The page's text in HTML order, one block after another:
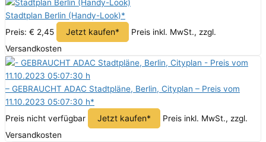
Stadtplan Berlin (Handy-Look)*
Preis: € 2,45
Jetzt kaufen*
Preis inkl. MwSt., zzgl.
Versandkosten
– GEBRAUCHT ADAC Stadtpläne, Berlin, Cityplan – Preis vom
11.10.2023 05:07:30 h*
Preis nicht verfügbar
Jetzt kaufen*
Preis inkl. MwSt., zzgl.
Versandkosten